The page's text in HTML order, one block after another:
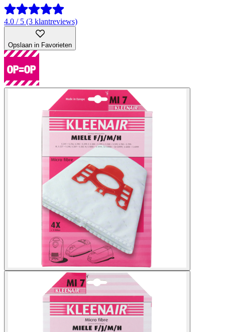
4.0 / 5 (3 klantreviews)
Opslaan in Favorieten